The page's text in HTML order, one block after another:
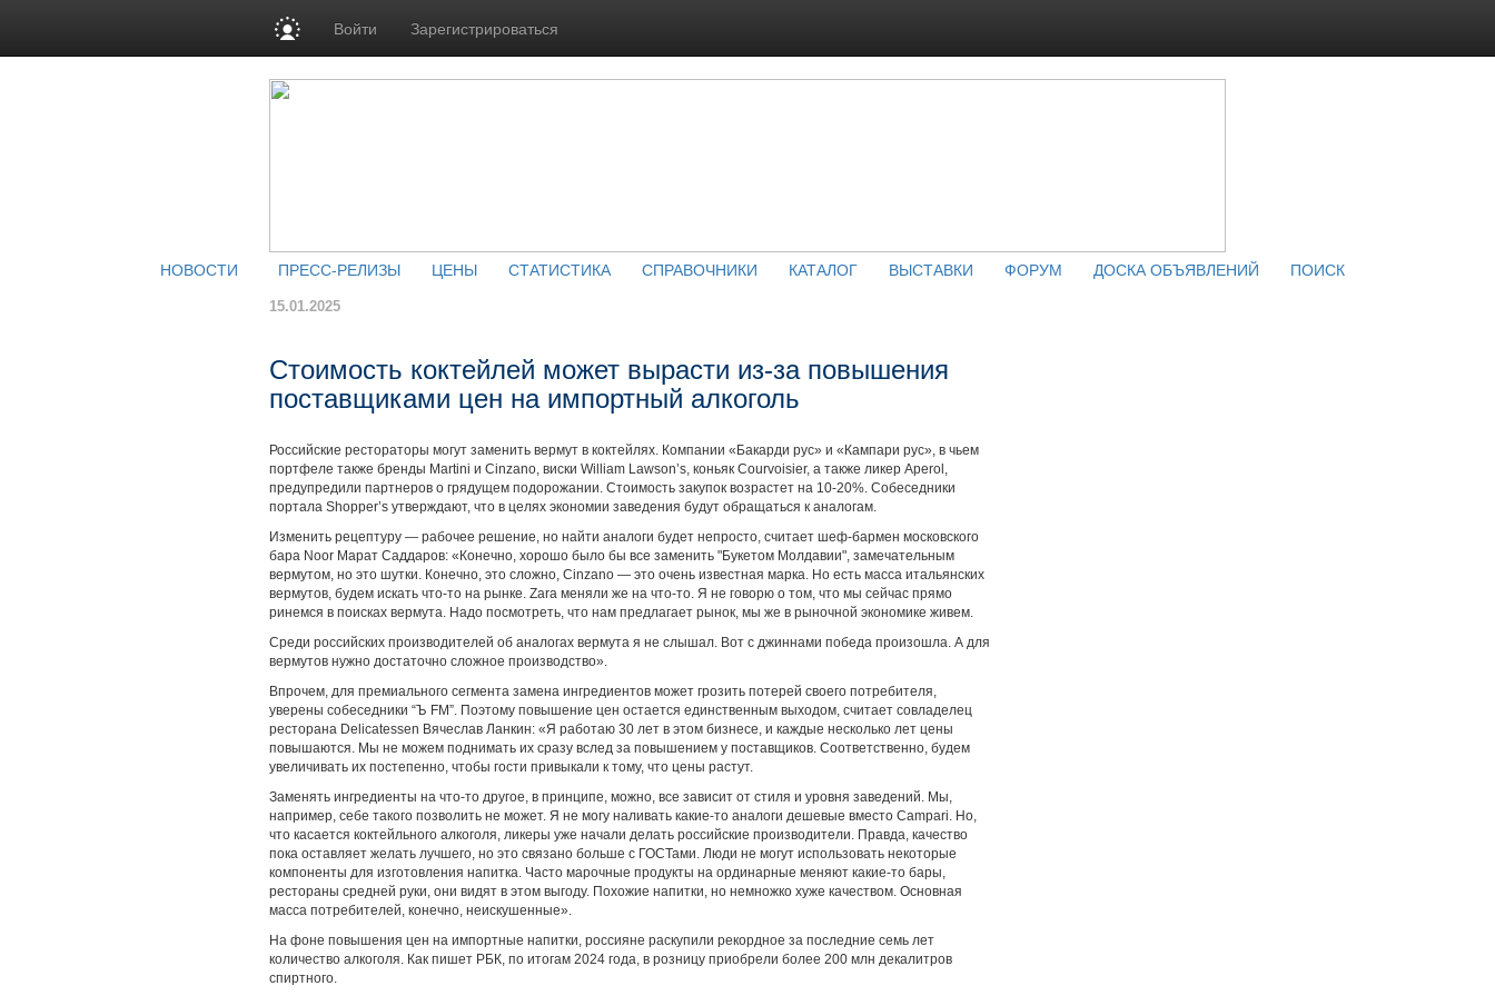
Войти Зарегистрироваться
НОВОСТИ ПРЕСС-РЕЛИЗЫ ЦЕНЫ СТАТИСТИКА СПРАВОЧНИКИ КАТАЛОГ ВЫСТАВКИ ФОРУМ ДОСКА ОБЪЯВЛЕНИЙ ПОИСК
15.01.2025
Стоимость коктейлей может вырасти из-за повышения
поставщиками цен на импортный алкоголь
Российские рестораторы могут заменить вермут в коктейлях. Компании «Бакарди рус» и «Кампари рус», в чьем
портфеле также бренды Martini и Cinzano, виски William Lawson’s, коньяк Courvoisier, а также ликер Aperol,
предупредили партнеров о грядущем подорожании. Стоимость закупок возрастет на 10-20%. Собеседники
портала Shopper’s утверждают, что в целях экономии заведения будут обращаться к аналогам.
Изменить рецептуру — рабочее решение, но найти аналоги будет непросто, считает шеф-бармен московского
бара Noor Марат Саддаров: «Конечно, хорошо было бы все заменить "Букетом Молдавии", замечательным
вермутом, но это шутки. Конечно, это сложно, Cinzano — это очень известная марка. Но есть масса итальянских
вермутов, будем искать что-то на рынке. Zara меняли же на что-то. Я не говорю о том, что мы сейчас прямо
ринемся в поисках вермута. Надо посмотреть, что нам предлагает рынок, мы же в рыночной экономике живем.
Среди российских производителей об аналогах вермута я не слышал. Вот с джиннами победа произошла. А для
вермутов нужно достаточно сложное производство».
Впрочем, для премиального сегмента замена ингредиентов может грозить потерей своего потребителя,
уверены собеседники “Ъ FM”. Поэтому повышение цен остается единственным выходом, считает совладелец
ресторана Delicatessen Вячеслав Ланкин: «Я работаю 30 лет в этом бизнесе, и каждые несколько лет цены
повышаются. Мы не можем поднимать их сразу вслед за повышением у поставщиков. Соответственно, будем
увеличивать их постепенно, чтобы гости привыкали к тому, что цены растут.
Заменять ингредиенты на что-то другое, в принципе, можно, все зависит от стиля и уровня заведений. Мы,
например, себе такого позволить не может. Я не могу наливать какие-то аналоги дешевые вместо Campari. Но,
что касается коктейльного алкоголя, ликеры уже начали делать российские производители. Правда, качество
пока оставляет желать лучшего, но это связано больше с ГОСТами. Люди не могут использовать некоторые
компоненты для изготовления напитка. Часто марочные продукты на ординарные меняют какие-то бары,
рестораны средней руки, они видят в этом выгоду. Похожие напитки, но немножко хуже качеством. Основная
масса потребителей, конечно, неискушенные».
На фоне повышения цен на импортные напитки, россияне раскупили рекордное за последние семь лет
количество алкоголя. Как пишет РБК, по итогам 2024 года, в розницу приобрели более 200 млн декалитров
спиртного.